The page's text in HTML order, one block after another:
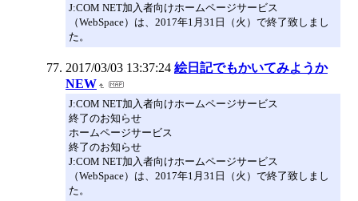
J:COM NET加入者向けホームページサービス
（WebSpace）は、2017年1月31日（火）で終了致しまし
た。
2017/03/03 13:37:24 絵日記でもかいてみようか
NEW
J:COM NET加入者向けホームページサービス
終了のお知らせ
ホームページサービス
終了のお知らせ
J:COM NET加入者向けホームページサービス
（WebSpace）は、2017年1月31日（火）で終了致しまし
た。